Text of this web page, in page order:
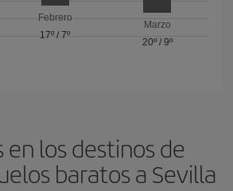
Febrero
17º / 7º
Marzo
20º/ 9º
en los destinos de
baratos a Sevilla